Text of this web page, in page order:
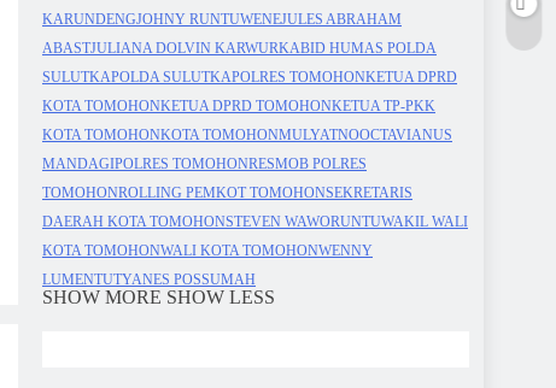
KARUNDENGJOHNY RUNTUWENEJULES ABRAHAM
ABASTJULIANA DOLVIN KARWURKABID HUMAS POLDA
SULUTKAPOLDA SULUTKAPOLRES TOMOHONKETUA DPRD
KOTA TOMOHONKETUA DPRD TOMOHONKETUA TP-PKK
KOTA TOMOHONKOTA TOMOHONMULYATNOOCTAVIANUS
MANDAGIPOLRES TOMOHONRESMOB POLRES
TOMOHONROLLING PEMKOT TOMOHONSEKRETARIS
DAERAH KOTA TOMOHONSTEVEN WAWORUNTUWAKIL WALI
KOTA TOMOHONWALI KOTA TOMOHONWENNY
LUMENTUTYANES POSSUMAH
SHOW MORE SHOW LESS